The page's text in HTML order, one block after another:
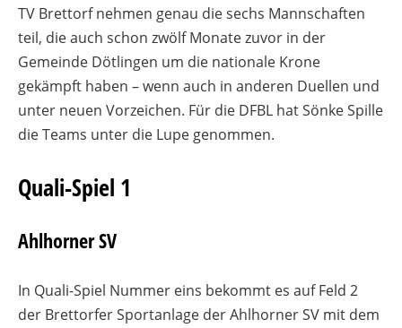
TV Brettorf nehmen genau die sechs Mannschaften
teil, die auch schon zwölf Monate zuvor in der
Gemeinde Dötlingen um die nationale Krone
gekämpft haben – wenn auch in anderen Duellen und
unter neuen Vorzeichen. Für die DFBL hat Sönke Spille
die Teams unter die Lupe genommen.
Quali-Spiel 1
Ahlhorner SV
In Quali-Spiel Nummer eins bekommt es auf Feld 2
der Brettorfer Sportanlage der Ahlhorner SV mit dem